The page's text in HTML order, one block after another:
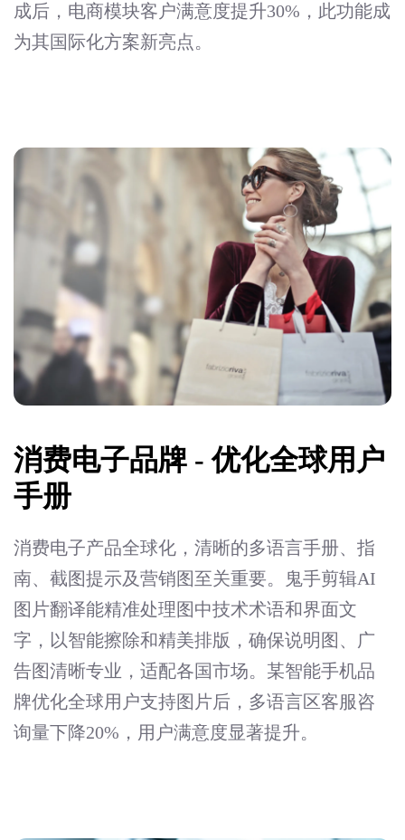
成后，电商模块客户满意度提升30%，此功能成
为其国际化方案新亮点。
消费电子品牌 - 优化全球用户
手册
消费电子产品全球化，清晰的多语言手册、指
南、截图提示及营销图至关重要。鬼手剪辑AI
图片翻译能精准处理图中技术术语和界面文
字，以智能擦除和精美排版，确保说明图、广
告图清晰专业，适配各国市场。某智能手机品
牌优化全球用户支持图片后，多语言区客服咨
询量下降20%，用户满意度显著提升。